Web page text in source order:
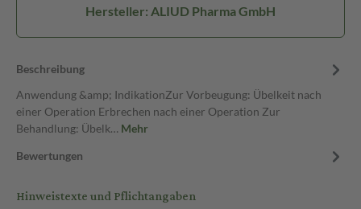
Hersteller: ALIUD Pharma GmbH
Beschreibung
Anwendung &amp; IndikationZur Vorbeugung: Übelkeit nach
einer Operation Erbrechen nach einer Operation Zur
Behandlung: Übelk… Mehr
Bewertungen
Hinweistexte und Pflichtangaben